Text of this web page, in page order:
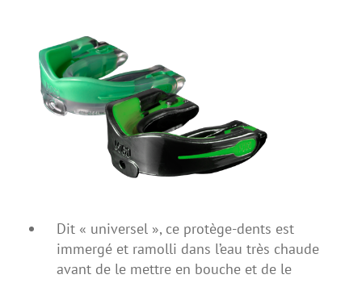
Dit « universel », ce protège-dents est
immergé et ramolli dans l’eau très chaude
avant de le mettre en bouche et de le